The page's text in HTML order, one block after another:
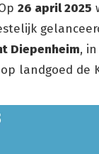
26 april2025
Diepenheim,
landgoed de